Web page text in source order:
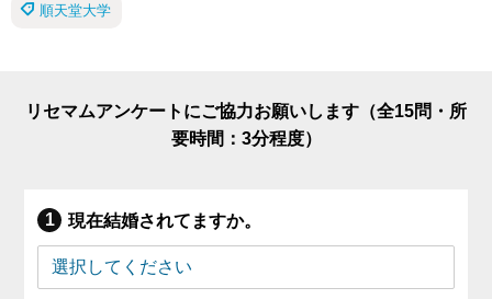
順天堂大学
リセマムアンケートにご協力お願いします（全15問・所
要時間：3分程度）
現在結婚されてますか。